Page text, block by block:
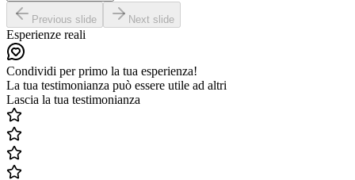
Previous slide Next slide
Esperienze reali
Condividi per primo la tua esperienza!
La tua testimonianza può essere utile ad altri
Lascia la tua testimonianza